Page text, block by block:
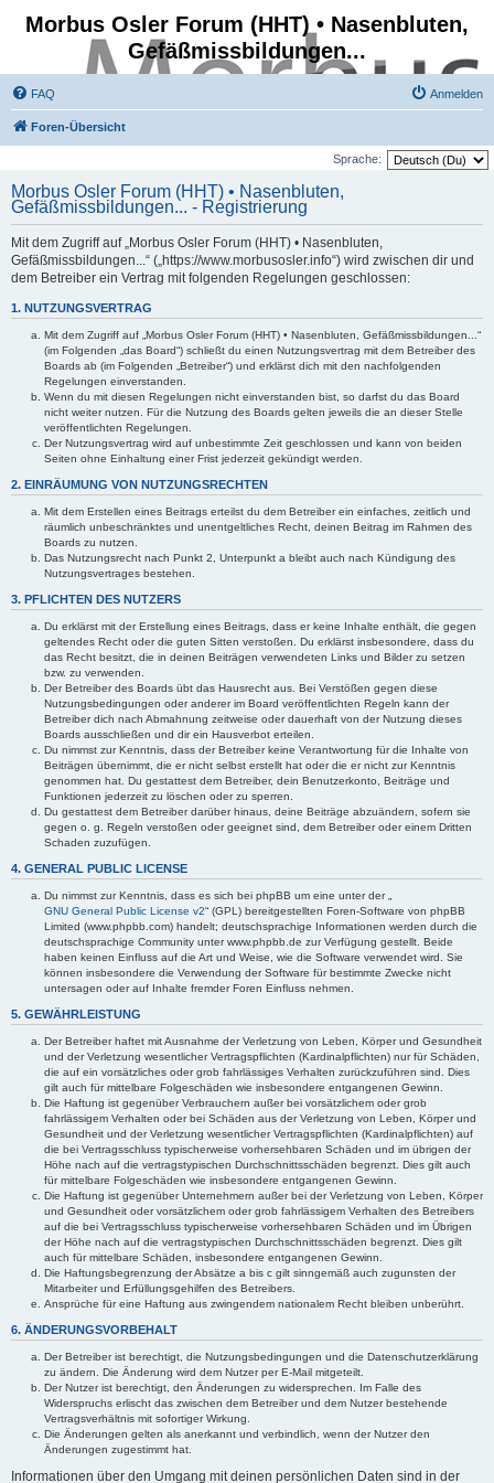
Morbus Osler Forum (HHT) • Nasenbluten,
Gefäßmissbildungen...
FAQ Anmelden
Foren-Übersicht
Sprache:
Morbus Osler Forum (HHT) • Nasenbluten,
Gefäßmissbildungen... - Registrierung
Mit dem Zugriff auf „Morbus Osler Forum (HHT) • Nasenbluten,
Gefäßmissbildungen...“ („https://www.morbusosler.info“) wird zwischen dir und
dem Betreiber ein Vertrag mit folgenden Regelungen geschlossen:
1. NUTZUNGSVERTRAG
Mit dem Zugriff auf „Morbus Osler Forum (HHT) • Nasenbluten, Gefäßmissbildungen...“
(im Folgenden „das Board“) schließt du einen Nutzungsvertrag mit dem Betreiber des
Boards ab (im Folgenden „Betreiber“) und erklärst dich mit den nachfolgenden
Regelungen einverstanden.
Wenn du mit diesen Regelungen nicht einverstanden bist, so darfst du das Board
nicht weiter nutzen. Für die Nutzung des Boards gelten jeweils die an dieser Stelle
veröffentlichten Regelungen.
Der Nutzungsvertrag wird auf unbestimmte Zeit geschlossen und kann von beiden
Seiten ohne Einhaltung einer Frist jederzeit gekündigt werden.
2. EINRÄUMUNG VON NUTZUNGSRECHTEN
Mit dem Erstellen eines Beitrags erteilst du dem Betreiber ein einfaches, zeitlich und
räumlich unbeschränktes und unentgeltliches Recht, deinen Beitrag im Rahmen des
Boards zu nutzen.
Das Nutzungsrecht nach Punkt 2, Unterpunkt a bleibt auch nach Kündigung des
Nutzungsvertrages bestehen.
3. PFLICHTEN DES NUTZERS
Du erklärst mit der Erstellung eines Beitrags, dass er keine Inhalte enthält, die gegen
geltendes Recht oder die guten Sitten verstoßen. Du erklärst insbesondere, dass du
das Recht besitzt, die in deinen Beiträgen verwendeten Links und Bilder zu setzen
bzw. zu verwenden.
Der Betreiber des Boards übt das Hausrecht aus. Bei Verstößen gegen diese
Nutzungsbedingungen oder anderer im Board veröffentlichten Regeln kann der
Betreiber dich nach Abmahnung zeitweise oder dauerhaft von der Nutzung dieses
Boards ausschließen und dir ein Hausverbot erteilen.
Du nimmst zur Kenntnis, dass der Betreiber keine Verantwortung für die Inhalte von
Beiträgen übernimmt, die er nicht selbst erstellt hat oder die er nicht zur Kenntnis
genommen hat. Du gestattest dem Betreiber, dein Benutzerkonto, Beiträge und
Funktionen jederzeit zu löschen oder zu sperren.
Du gestattest dem Betreiber darüber hinaus, deine Beiträge abzuändern, sofern sie
gegen o. g. Regeln verstoßen oder geeignet sind, dem Betreiber oder einem Dritten
Schaden zuzufügen.
4. GENERAL PUBLIC LICENSE
Du nimmst zur Kenntnis, dass es sich bei phpBB um eine unter der „
GNU General Public License v2“ (GPL) bereitgestellten Foren-Software von phpBB
Limited (www.phpbb.com) handelt; deutschsprachige Informationen werden durch die
deutschsprachige Community unter www.phpbb.de zur Verfügung gestellt. Beide
haben keinen Einfluss auf die Art und Weise, wie die Software verwendet wird. Sie
können insbesondere die Verwendung der Software für bestimmte Zwecke nicht
untersagen oder auf Inhalte fremder Foren Einfluss nehmen.
5. GEWÄHRLEISTUNG
Der Betreiber haftet mit Ausnahme der Verletzung von Leben, Körper und Gesundheit
und der Verletzung wesentlicher Vertragspflichten (Kardinalpflichten) nur für Schäden,
die auf ein vorsätzliches oder grob fahrlässiges Verhalten zurückzuführen sind. Dies
gilt auch für mittelbare Folgeschäden wie insbesondere entgangenen Gewinn.
Die Haftung ist gegenüber Verbrauchern außer bei vorsätzlichem oder grob
fahrlässigem Verhalten oder bei Schäden aus der Verletzung von Leben, Körper und
Gesundheit und der Verletzung wesentlicher Vertragspflichten (Kardinalpflichten) auf
die bei Vertragsschluss typischerweise vorhersehbaren Schäden und im übrigen der
Höhe nach auf die vertragstypischen Durchschnittsschäden begrenzt. Dies gilt auch
für mittelbare Folgeschäden wie insbesondere entgangenen Gewinn.
Die Haftung ist gegenüber Unternehmern außer bei der Verletzung von Leben, Körper
und Gesundheit oder vorsätzlichem oder grob fahrlässigem Verhalten des Betreibers
auf die bei Vertragsschluss typischerweise vorhersehbaren Schäden und im Übrigen
der Höhe nach auf die vertragstypischen Durchschnittsschäden begrenzt. Dies gilt
auch für mittelbare Schäden, insbesondere entgangenen Gewinn.
Die Haftungsbegrenzung der Absätze a bis c gilt sinngemäß auch zugunsten der
Mitarbeiter und Erfüllungsgehilfen des Betreibers.
Ansprüche für eine Haftung aus zwingendem nationalem Recht bleiben unberührt.
6. ÄNDERUNGSVORBEHALT
Der Betreiber ist berechtigt, die Nutzungsbedingungen und die Datenschutzerklärung
zu ändern. Die Änderung wird dem Nutzer per E-Mail mitgeteilt.
Der Nutzer ist berechtigt, den Änderungen zu widersprechen. Im Falle des
Widerspruchs erlischt das zwischen dem Betreiber und dem Nutzer bestehende
Vertragsverhältnis mit sofortiger Wirkung.
Die Änderungen gelten als anerkannt und verbindlich, wenn der Nutzer den
Änderungen zugestimmt hat.
Informationen über den Umgang mit deinen persönlichen Daten sind in der